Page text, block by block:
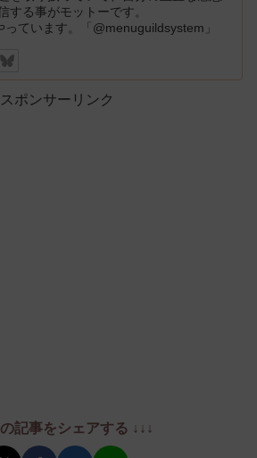
する事がモットーです。
っています。「@menuguildsystem」
スポンサーリンク
記事をシェアする ↓↓↓